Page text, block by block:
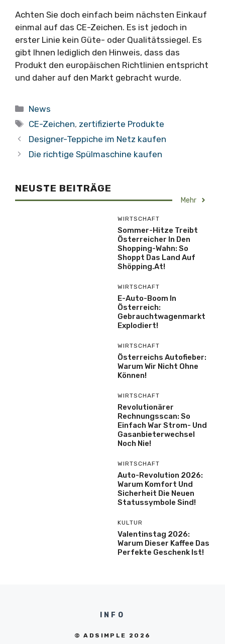
Achten Sie doch einfach beim nächsten Einkauf
einmal auf das CE-Zeichen. Es ist jedoch in
erster Linie kein Güte- oder Qualitätssiegel. Es
gibt Ihnen lediglich den Hinweis, dass das
Produkt den europäischen Richtlinien entspricht
und daher auf den Markt gebracht wurde.
Kategorien
News
Schlagwörter
CE-Zeichen, zertifizierte Produkte
Designer-Teppiche im Netz kaufen
Die richtige Spülmaschine kaufen
NEUSTE BEITRÄGE
Mehr
WIRTSCHAFT
Sommer-Hitze Treibt
Österreicher In Den
Shopping-Wahn: So
Shoppt Das Land Auf
Shöpping.at!
WIRTSCHAFT
E-Auto-Boom In
Österreich:
Gebrauchtwagenmarkt
Explodiert!
WIRTSCHAFT
Österreichs Autofieber:
Warum Wir Nicht Ohne
Können!
WIRTSCHAFT
Revolutionärer
Rechnungsscan: So
Einfach War Strom- Und
Gasanbieterwechsel
Noch Nie!
WIRTSCHAFT
Auto-Revolution 2026:
Warum Komfort Und
Sicherheit Die Neuen
Statussymbole Sind!
KULTUR
Valentinstag 2026:
Warum Dieser Kaffee Das
Perfekte Geschenk Ist!
INFO
© ADSIMPLE 2026